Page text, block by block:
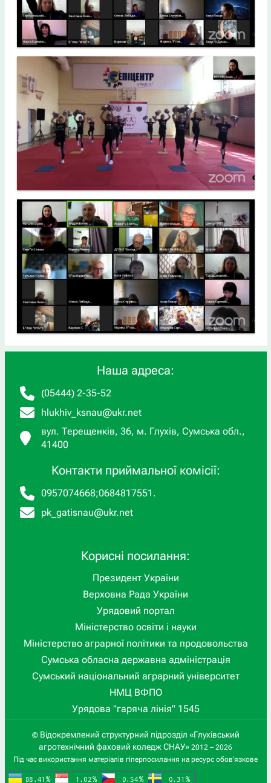
Наша адреса:
(05444) 2-35-52
hlukhiv_ksnau@ukr.net
вул. Терещенків, 36, м. Глухів, Сумська обл.,
41400
Контакти приймальної комісії:
0957074668;0684817551 .
pk_gatisnau@ukr.net
Корисні посилання:
Президент України
Верховна Рада України
Урядовий портал
Міністерство освіти і науки
Міністерство аграрної політики та продовольства
Сумська обласна державна адміністрація
Сумський національний аграрний університет
НМЦ ВФПО
Урядова "гаряча лінія" 1545
© Відокремлений структурний підрозділ «Глухівський
агротехнічний фаховий коледж СНАУ» 2012 – 2026
Під час використання матеріалів гіперпосилання на ресурс обов'язкове